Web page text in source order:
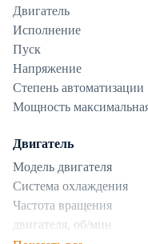
Двигатель
Исполнение
Пуск
Напряжение
Степень автоматизации
Мощность
Двигатель
Модель двигателя
Система охлаждения
Частота вращения
двигателя, об/мин